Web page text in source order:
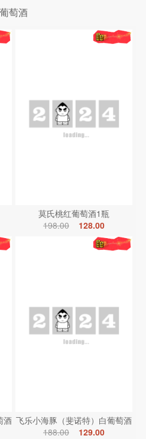
葡萄酒
莫氏桃红葡萄酒1瓶
198.00
128.00
酒 飞乐小海豚（斐诺特）白葡萄酒
188.00
129.00